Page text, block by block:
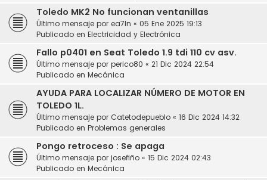
Toledo MK2 No funcionan ventanillas
Último mensaje por ea7ln « 05 Ene 2025 19:13
Publicado en Electricidad y Electrónica
Fallo p0401 en Seat Toledo 1.9 tdi 110 cv asv.
Último mensaje por perico80 « 21 Dic 2024 22:54
Publicado en Mecánica
AYUDA PARA LOCALIZAR NÚMERO DE MOTOR EN
TOLEDO 1L.
Último mensaje por Catetodepueblo « 16 Dic 2024 14:32
Publicado en Problemas generales
Pongo retroceso : Se apaga
Último mensaje por josefiño « 15 Dic 2024 02:43
Publicado en Mecánica